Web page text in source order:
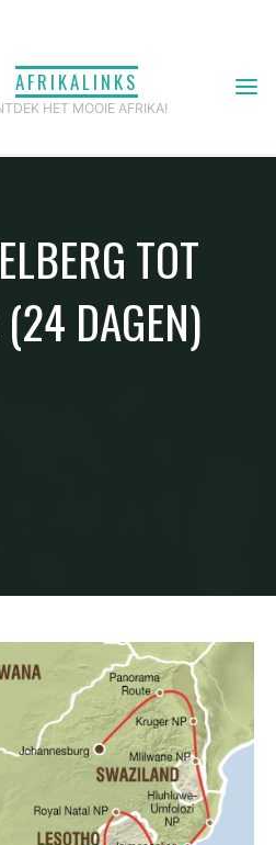
AFRIKALINKS
HET MOOIE AFRIKA!
TOT
DAGEN)